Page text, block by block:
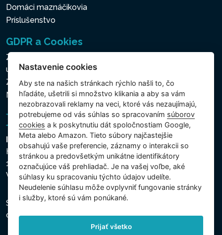
Domáci maznáčikovia
Príslušenstvo
GDPR a Cookies
Zásady ochrany osobných a ďalších spracovávaných
údajov
Zásady používania súborov cookies
Nastavenie cookies
Intex Trading, s.r.o.
Hradecká 2526/3
130 00 Praha 3
Vinohrady - Česká republika
Spoločnosť je zapísaná na Mestskom súde v Prahe,
oddiel C, vložka 74759, IČO 26150808, DIČ CZ26150808.
Nastavenie cookies
Aby ste na našich stránkach rýchlo našli to, čo
hľadáte, ušetrili si množstvo klikania a aby sa vám
nezobrazovali reklamy na veci, ktoré vás nezaujímajú,
potrebujeme od vás súhlas so spracovaním súborov
cookies a k poskytnutiu dát spoločnostiam Google,
Meta alebo Amazon. Tieto súbory najčastejšie
obsahujú vaše preferencie, záznamy o interakcii so
stránkou a predovšetkým unikátne identifikátory
označujúce váš prehliadač. Je na vašej voľbe, aké
súhlasy ku spracovaniu týchto údajov udelíte.
Neudelenie súhlasu mȏže ovplyvniť fungovanie stránky
i služby, ktoré sú vám ponúkané.
Prijať všetko